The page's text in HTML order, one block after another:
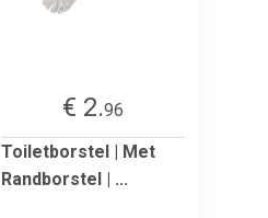
€ 2.96
Toiletborstel | Met
Randborstel | ...